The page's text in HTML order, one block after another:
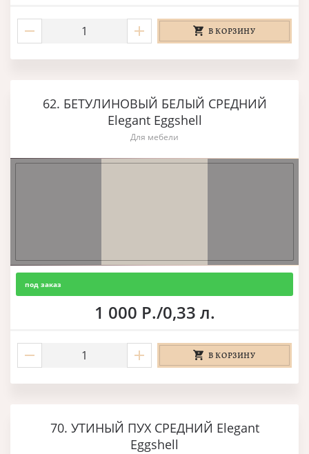
В КОРЗИНУ
62. БЕТУЛИНОВЫЙ БЕЛЫЙ СРЕДНИЙ
Elegant Eggshell
Для мебели
под заказ
1 000 Р./0,33 л.
В КОРЗИНУ
70. УТИНЫЙ ПУХ СРЕДНИЙ Elegant
Eggshell